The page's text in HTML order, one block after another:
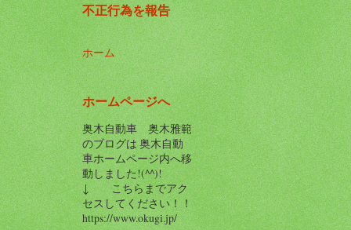
不正行為を報告
ホーム
ホームページへ
奥木自動車 奥木雅範
のブログは 奥木自動
車ホームページ内へ移
動しました!(^^)!
↓ こちらまでアク
セスしてください！！
https://www.okugi.jp/